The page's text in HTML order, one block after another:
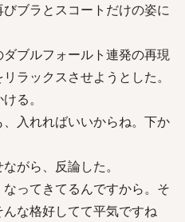
ブラとスコートだけの姿に
ブルフォールト連発の再現
ラックスさせようとした。
る。
、入れればいいからね。下か
がら、反論した。
なってきてるんですから。そ
な格好してて平気ですね